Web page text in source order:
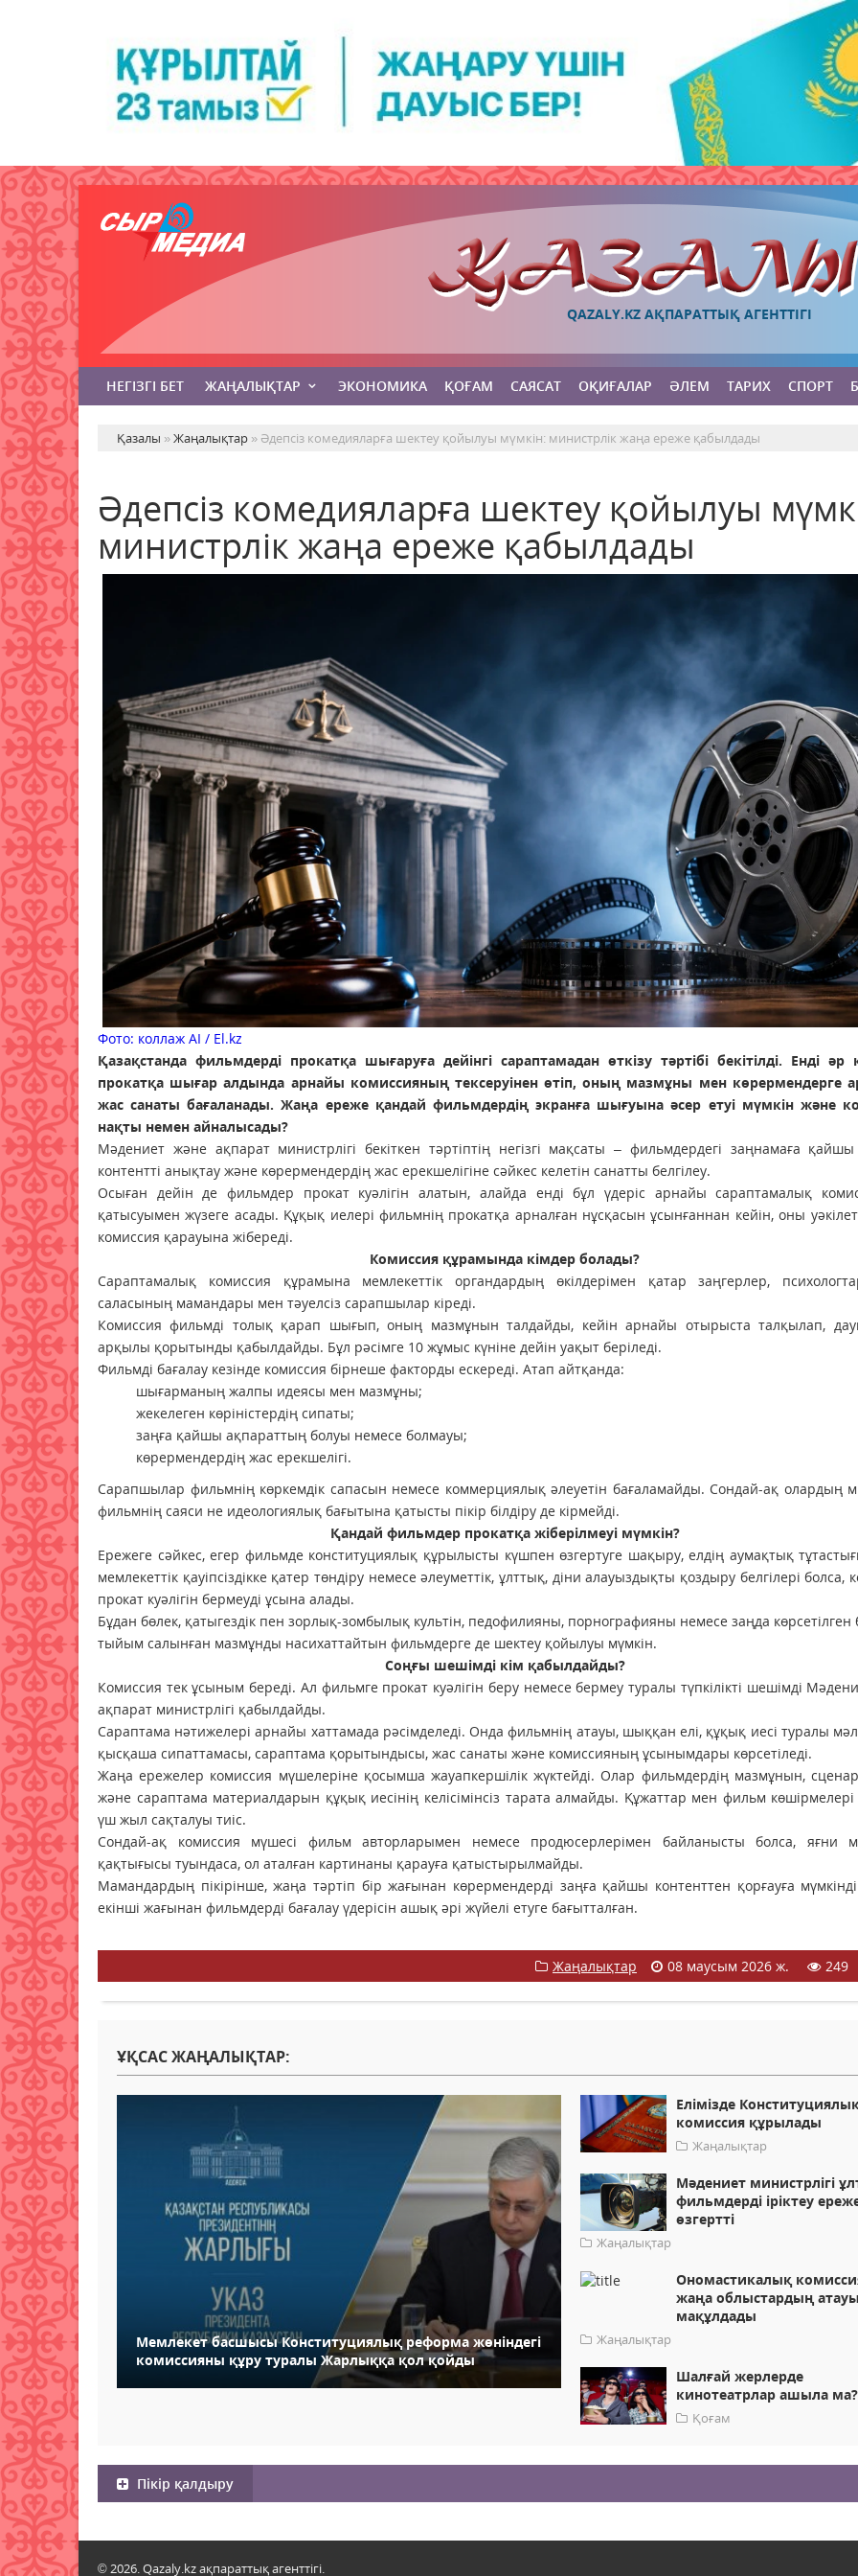
QAZALY.KZ АҚПАРАТТЫҚ АГЕНТТІГІ
НЕГІЗГІ БЕТ ЖАҢАЛЫҚТАР ЭКОНОМИКА ҚОҒАМ САЯСАТ ОҚИҒАЛАР ӘЛЕМ ТАРИХ СПОРТ
Қазалы »Жаңалықтар » Әдепсіз комедияларға шектеу қойылуы мүмкін: министрлік жаңа ереже қабылдады
Әдепсіз комедияларға шектеу қойылуы
министрлік жаңа ереже қабылдады
Фото: коллаж AI / El.kz
Қазақстанда фильмдерді прокатқа шығаруға дейінгі сараптамадан өткізу тәртібі бекітілді. Енді әр
прокатқа шығар алдында арнайы комиссияның тексеруінен өтіп, оның мазмұны мен көрермендерге
жас санаты бағаланады. Жаңа ереже қандай фильмдердің экранға шығуына әсер етуі мүмкін және
нақты немен айналысады?
Мәдениет және ақпарат министрлігі бекіткен тәртіптің негізгі мақсаты – фильмдердегі заңнамаға қайшы
контентті анықтау және көрермендердің жас ерекшелігіне сәйкес келетін санатты белгілеу.
Осыған дейін де фильмдер прокат куәлігін алатын, алайда енді бұл үдеріс арнайы сараптамалық
қатысуымен жүзеге асады. Құқық иелері фильмнің прокатқа арналған нұсқасын ұсынғаннан кейін, оны
комиссия қарауына жібереді.
Комиссия құрамында кімдер болады?
Сараптамалық комиссия құрамына мемлекеттік органдардың өкілдерімен қатар заңгерлер,
саласының мамандары мен тәуелсіз сарапшылар кіреді.
Комиссия фильмді толық қарап шығып, оның мазмұнын талдайды, кейін арнайы отырыста талқылап,
арқылы қорытынды қабылдайды. Бұл рәсімге 10 жұмыс күніне дейін уақыт беріледі.
Фильмді бағалау кезінде комиссия бірнеше факторды ескереді. Атап айтқанда:
шығарманың жалпы идеясы мен мазмұны;
жекелеген көріністердің сипаты;
заңға қайшы ақпараттың болуы немесе болмауы;
көрермендердің жас ерекшелігі.
Сарапшылар фильмнің көркемдік сапасын немесе коммерциялық әлеуетін бағаламайды. Сондай-ақ олардың
фильмнің саяси не идеологиялық бағытына қатысты пікір білдіру де кірмейді.
Қандай фильмдер прокатқа жіберілмеуі мүмкін?
Ережеге сәйкес, егер фильмде конституциялық құрылысты күшпен өзгертуге шақыру, елдің аумақтық
мемлекеттік қауіпсіздікке қатер төндіру немесе әлеуметтік, ұлттық, діни алауыздықты қоздыру белгілері болса,
прокат куәлігін бермеуді ұсына алады.
Бұдан бөлек, қатыгездік пен зорлық-зомбылық культін, педофилияны, порнографияны немесе заңда көрсетілген
тыйым салынған мазмұнды насихаттайтын фильмдерге де шектеу қойылуы мүмкін.
Соңғы шешімді кім қабылдайды?
Комиссия тек ұсыным береді. Ал фильмге прокат куәлігін беру немесе бермеу туралы түпкілікті шешімді
ақпарат министрлігі қабылдайды.
Сараптама нәтижелері арнайы хаттамада рәсімделеді. Онда фильмнің атауы, шыққан елі, құқық иесі туралы
қысқаша сипаттамасы, сараптама қорытындысы, жас санаты және комиссияның ұсынымдары көрсетіледі.
Жаңа ережелер комиссия мүшелеріне қосымша жауапкершілік жүктейді. Олар фильмдердің мазмұнын,
және сараптама материалдарын құқық иесінің келісімінсіз тарата алмайды. Құжаттар мен фильм көшірмелері
үш жыл сақталуы тиіс.
Сондай-ақ комиссия мүшесі фильм авторларымен немесе продюсерлерімен байланысты болса, яғни
қақтығысы туындаса, ол аталған картинаны қарауға қатыстырылмайды.
Мамандардың пікірінше, жаңа тәртіп бір жағынан көрермендерді заңға қайшы контенттен қорғауға
екінші жағынан фильмдерді бағалау үдерісін ашық әрі жүйелі етуге бағытталған.
Жаңалықтар 08 маусым 2026 ж. 249
ҰҚСАС ЖАҢАЛЫҚТАР:
Мемлекет басшысы Конституциялық реформа жөніндегі
комиссияны құру туралы Жарлыққа қол қойды
Елімізде Конституциялық
комиссия құрылады
Жаңалықтар
Мәдениет министрлігі
фильмдерді іріктеу
өзгертті
Жаңалықтар
Ономастикалық
жаңа облыстардың
мақұлдады
Жаңалықтар
Шалғай жерлерде
кинотеатрлар ашыла ма?
Қоғам
Пікір қалдыру
© 2026. Qazaly.kz ақпараттық агенттігі.